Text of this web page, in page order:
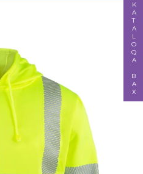
KATALOQA BAX